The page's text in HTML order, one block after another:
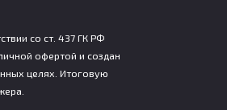
со ст. 437 ГК РФ
офертой и создан
целях. Итоговую